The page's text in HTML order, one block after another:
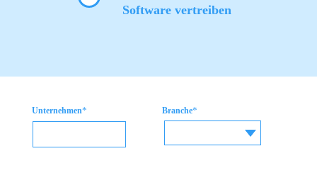
Software vertreiben
Unternehmen* Branche*